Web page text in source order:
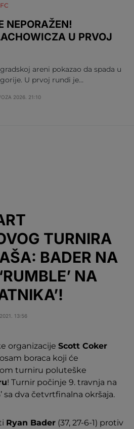
NEPORAŽEN!
U PRVOJ
areni pokazao da spada u
U prvoj rundi je…
2026. 21:10
TURNIRA
BADER NA
NA
13:56
organizacije Scott Coker
boraca koji će
turniru poluteške
! Turnir počinje 9. travnja na
sa dva četvrtfinalna okršaja.
Ryan Bader (37, 27-6-1) protiv